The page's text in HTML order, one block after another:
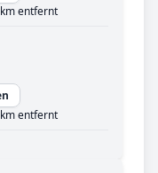
entfernt
entfernt